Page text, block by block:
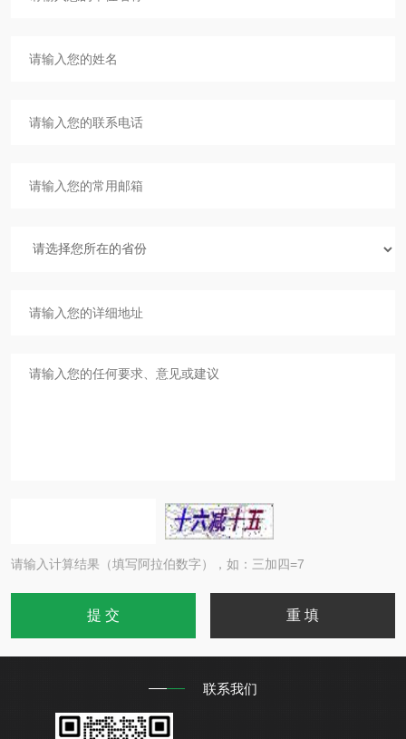
请输入计算结果（填写阿拉伯数字），如：三加四=7
联系我们